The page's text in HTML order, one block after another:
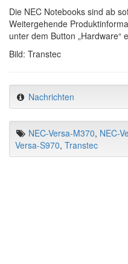
Die NEC Notebooks sind ab
Weitergehende
unter dem Button „Hardware“
Bild: Transtec
Nachrichten
NEC-Versa-M370, NEC-
Versa-S970, Transtec